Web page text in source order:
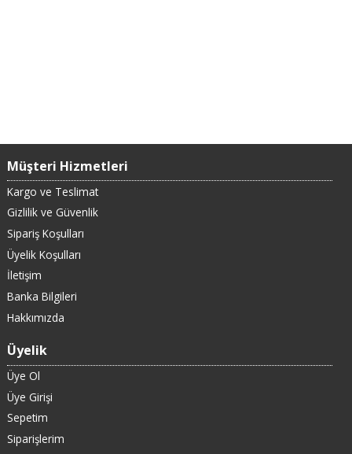
Müşteri Hizmetleri
Kargo ve Teslimat
Gizlilik ve Güvenlik
Sipariş Koşulları
Üyelik Koşulları
İletişim
Banka Bilgileri
Hakkımızda
Üyelik
Üye Ol
Üye Girişi
Sepetim
Siparişlerim